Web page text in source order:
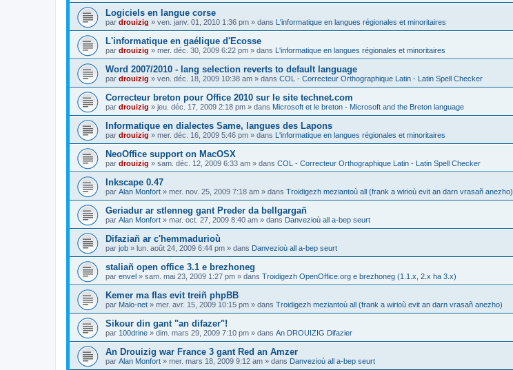
Logiciels en langue corse
par drouizig » ven. janv. 01, 2010 1:36 pm » dans L'informatique en langues régionales et minoritaires
L'informatique en gaélique d'Ecosse
par drouizig » mer. déc. 30, 2009 6:22 pm » dans L'informatique en langues régionales et minoritaires
Word 2007/2010 - lang selection reverts to default language
par drouizig » ven. déc. 18, 2009 10:38 am » dans COL - Correcteur Orthographique Latin - Latin Spell Checker
Correcteur breton pour Office 2010 sur le site technet.com
par drouizig » jeu. déc. 17, 2009 2:18 pm » dans Microsoft et le breton - Microsoft and the Breton language
Informatique en dialectes Same, langues des Lapons
par drouizig » mer. déc. 16, 2009 5:46 pm » dans L'informatique en langues régionales et minoritaires
NeoOffice support on MacOSX
par drouizig » sam. déc. 12, 2009 6:33 am » dans COL - Correcteur Orthographique Latin - Latin Spell Checker
Inkscape 0.47
par Alan Monfort » mer. nov. 25, 2009 7:18 am » dans Troidigezh meziantoù all (frank a wirioù evit an darn vrasañ anezho)
Geriadur ar stlenneg gant Preder da bellgargañ
par Alan Monfort » mar. oct. 27, 2009 8:40 am » dans Danvezioù all a-bep seurt
Difaziañ ar c'hemmadurioù
par job » lun. août 24, 2009 6:44 pm » dans Danvezioù all a-bep seurt
staliañ open office 3.1 e brezhoneg
par envel » sam. mai 23, 2009 1:27 pm » dans Troidigezh OpenOffice.org e brezhoneg (1.1.x, 2.x ha 3.x)
Kemer ma flas evit treiñ phpBB
par Malo-net » mer. avr. 15, 2009 10:15 pm » dans Troidigezh meziantoù all (frank a wirioù evit an darn vrasañ anezho)
Sikour din gant "an difazer"!
par 100drine » dim. mars 29, 2009 7:10 pm » dans An DROUIZIG Difazier
An Drouizig war France 3 gant Red an Amzer
par Alan Monfort » mer. mars 18, 2009 9:12 am » dans Danvezioù all a-bep seurt